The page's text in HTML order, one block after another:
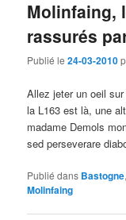
Molinfaing,
rassurés
Publié le24-03-2010
Allez jeter un oeil sur
la L163 est là, une
madame Demols
sed perseverare
Publié dans Bastogne,
Molinfaing